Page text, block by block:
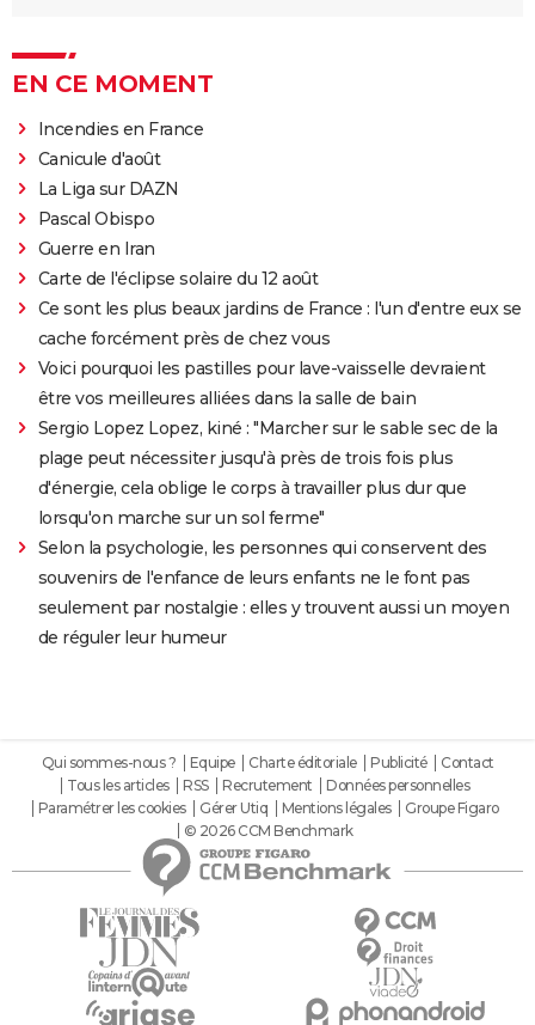
EN CE MOMENT
Incendies en France
Canicule d'août
La Liga sur DAZN
Pascal Obispo
Guerre en Iran
Carte de l'éclipse solaire du 12 août
Ce sont les plus beaux jardins de France : l'un d'entre eux se
cache forcément près de chez vous
Voici pourquoi les pastilles pour lave-vaisselle devraient
être vos meilleures alliées dans la salle de bain
Sergio Lopez Lopez, kiné : "Marcher sur le sable sec de la
plage peut nécessiter jusqu'à près de trois fois plus
d'énergie, cela oblige le corps à travailler plus dur que
lorsqu'on marche sur un sol ferme"
Selon la psychologie, les personnes qui conservent des
souvenirs de l'enfance de leurs enfants ne le font pas
seulement par nostalgie : elles y trouvent aussi un moyen
de réguler leur humeur
Qui sommes-nous ? Equipe Charte éditoriale Publicité
Contact
Tous les articles
RSS Recrutement
Données personnelles
Paramétrer les cookies
Gérer Utiq Mentions légales
Groupe Figaro
© 2026 CCM Benchmark